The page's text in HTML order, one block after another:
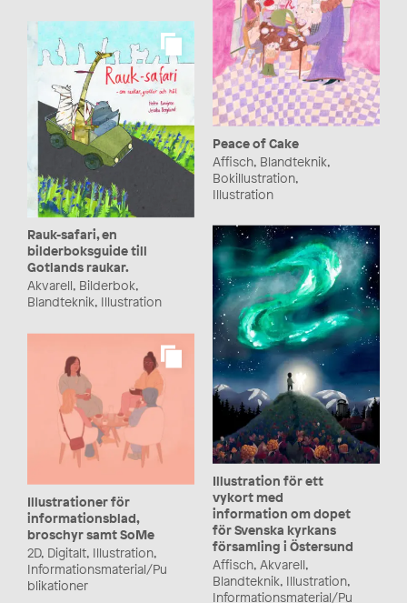
Peace of Cake
Affisch, Blandteknik,
Bokillustration,
Illustration
Rauk-safari, en
bilderboksguide till
Gotlands raukar.
Akvarell, Bilderbok,
Blandteknik, Illustration
Illustration för ett
vykort med
information om dopet
för Svenska kyrkans
församling i Östersund
Affisch, Akvarell,
Blandteknik, Illustration,
Informationsmaterial/Pu
Illustrationer för
informationsblad,
broschyr samt SoMe
2D, Digitalt, Illustration,
Informationsmaterial/Pu
blikationer